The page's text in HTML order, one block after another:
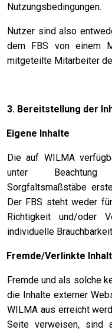
Nutzungsbedingungen.
Nutzer sind also
dem FBS von einem
mitgeteilte Mitarbeiter
3. Bereitstellung der
Eigene Inhalte
Die auf WILMA
unter Beachtung
Sorgfaltsmaßstäbe
Der FBS steht weder
Richtigkeit und/oder
individuelle
Fremde/Verlinkte
Fremde und als solche
die Inhalte externer
WILMA aus erreicht
Seite verweisen, sind